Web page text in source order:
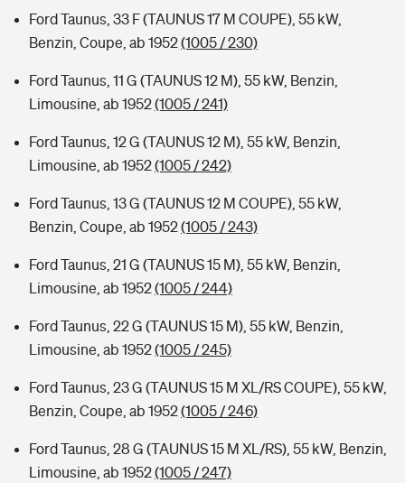
Ford Taunus, 33 F (TAUNUS 17 M COUPE), 55 kW,
Benzin, Coupe, ab 1952(1005 / 230)
Ford Taunus, 11 G (TAUNUS 12 M), 55 kW, Benzin,
Limousine, ab 1952(1005 / 241)
Ford Taunus, 12 G (TAUNUS 12 M), 55 kW, Benzin,
Limousine, ab 1952(1005 / 242)
Ford Taunus, 13 G (TAUNUS 12 M COUPE), 55 kW,
Benzin, Coupe, ab 1952(1005 / 243)
Ford Taunus, 21 G (TAUNUS 15 M), 55 kW, Benzin,
Limousine, ab 1952(1005 / 244)
Ford Taunus, 22 G (TAUNUS 15 M), 55 kW, Benzin,
Limousine, ab 1952(1005 / 245)
Ford Taunus, 23 G (TAUNUS 15 M XL/RS COUPE), 55 kW,
Benzin, Coupe, ab 1952(1005 / 246)
Ford Taunus, 28 G (TAUNUS 15 M XL/RS), 55 kW, Benzin,
Limousine, ab 1952(1005 / 247)